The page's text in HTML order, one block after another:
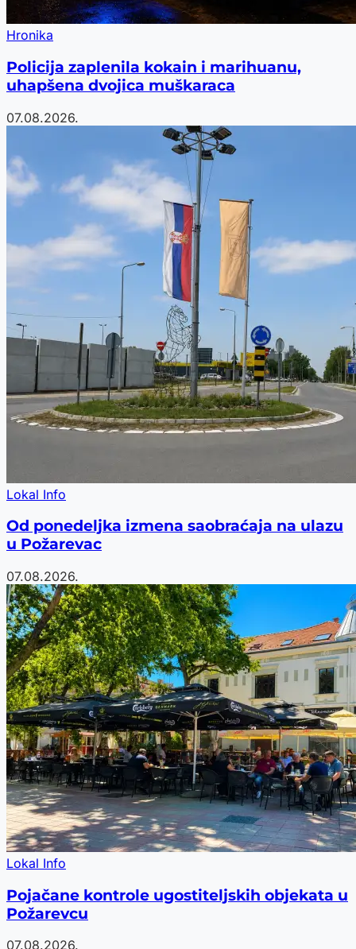
Hronika
Policija zaplenila kokain i marihuanu,
uhapšena dvojica muškaraca
07.08.2026.
Lokal Info
Od ponedeljka izmena saobraćaja na ulazu
u Požarevac
07.08.2026.
Lokal Info
Pojačane kontrole ugostiteljskih objekata u
Požarevcu
07.08.2026.